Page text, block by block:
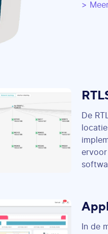
>
De
ervoor
In de